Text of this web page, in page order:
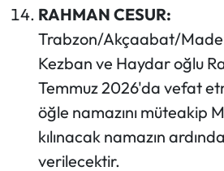
RAHMAN CESUR:
Trabzon/Akçaabat/
Kezban ve Haydar oğlu
Temmuz 2026'da vefat
öğle namazını müteakip
kılınacak namazın
verilecektir.